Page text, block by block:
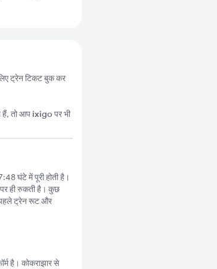
ट्रेन टिकट बुक कर
हैं, तो आप ixigoपर भी
घंटे में पूरी होती है।
ही रुकती है। कुछ
ट्रेन रूट और
है। कोकराझार से